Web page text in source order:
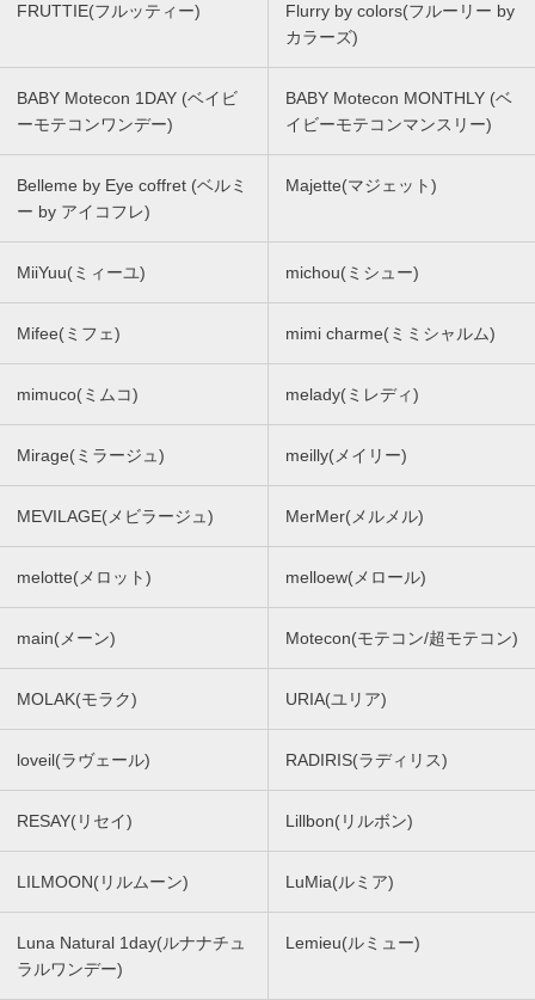
FRUTTIE(フルッティー)
Flurry by colors(フルーリー by
カラーズ)
BABY Motecon 1DAY (ベイビ
ーモテコンワンデー)
BABY Motecon MONTHLY (ベ
イビーモテコンマンスリー)
Belleme by Eye coffret (ベルミ
ー by アイコフレ)
Majette(マジェット)
MiiYuu(ミィーユ) michou(ミシュー)
Mifee(ミフェ) mimi charme(ミミシャルム)
mimuco(ミムコ) melady(ミレディ)
Mirage(ミラージュ) meilly(メイリー)
MEVILAGE(メビラージュ) MerMer(メルメル)
melotte(メロット) melloew(メロール)
main(メーン) Motecon(モテコン/超モテコン)
MOLAK(モラク) URIA(ユリア)
loveil(ラヴェール) RADIRIS(ラディリス)
RESAY(リセイ) Lillbon(リルボン)
LILMOON(リルムーン) LuMia(ルミア)
Luna Natural 1day(ルナナチュ
ラルワンデー)
Lemieu(ルミュー)